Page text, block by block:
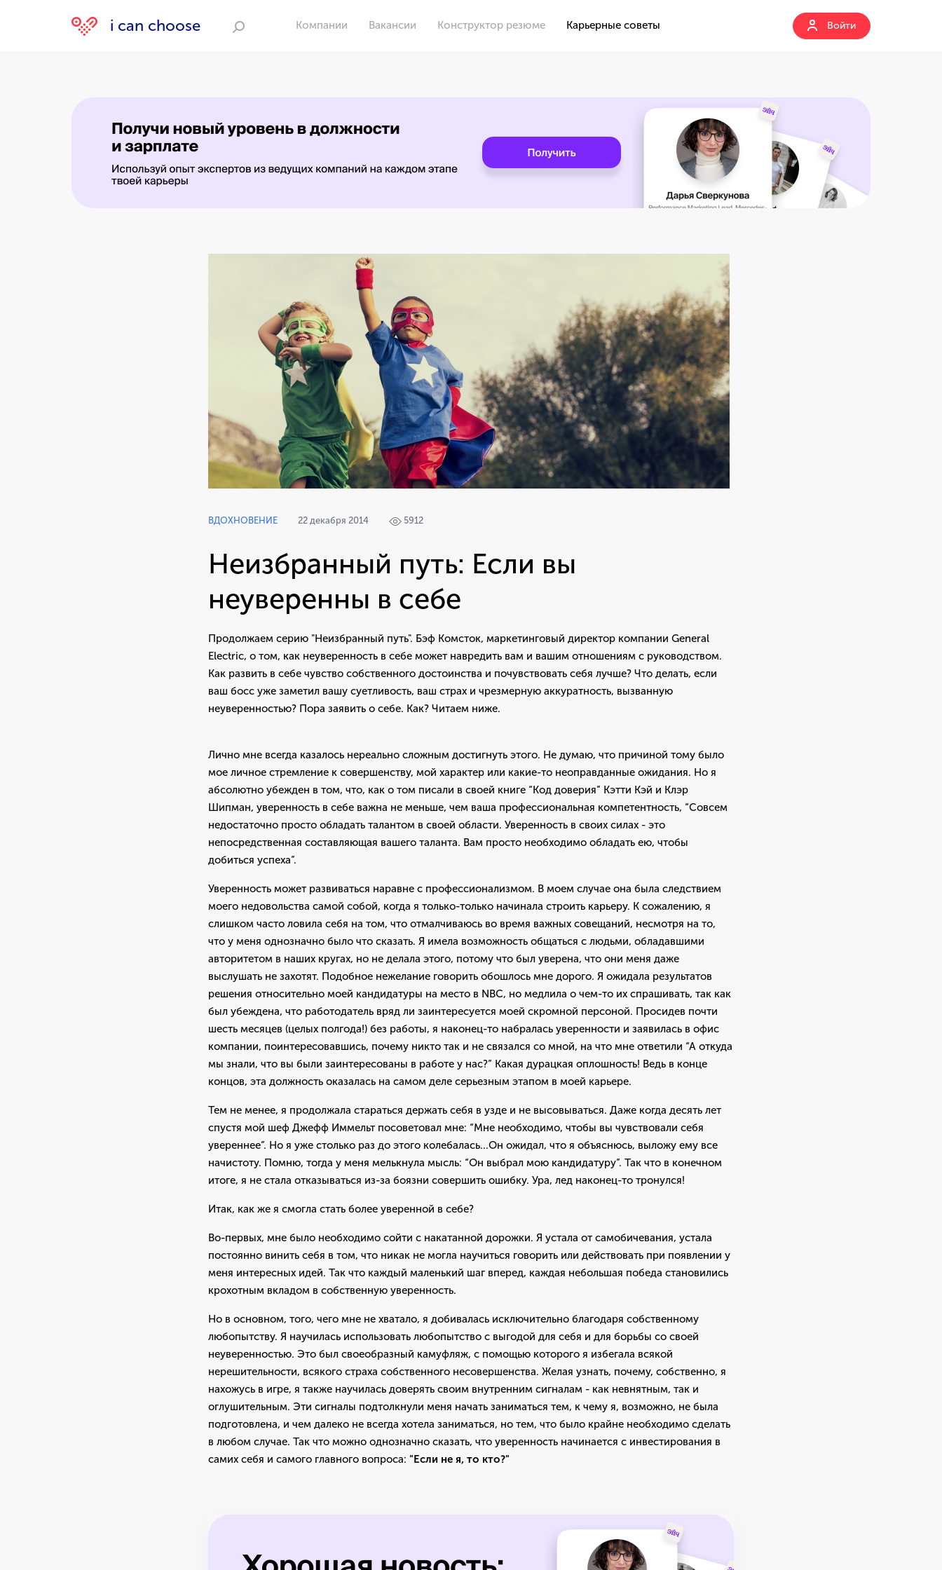
i can choose Компании Вакансии Конструктор резюме Карьерные советы Войти
ВДОХНОВЕНИЕ 22 декабря 2014 5912
Неизбранный путь: Если вы
неуверенны в себе
Продолжаем серию "Неизбранный путь". Бэф Комсток, маркетинговый директор компании General
Electric, о том, как неуверенность в себе может навредить вам и вашим отношениям с руководством.
Как развить в себе чувство собственного достоинства и почувствовать себя лучше? Что делать, если
ваш босс уже заметил вашу суетливость, ваш страх и чрезмерную аккуратность, вызванную
неуверенностью? Пора заявить о себе. Как? Читаем ниже.
Лично мне всегда казалось нереально сложным достигнуть этого. Не думаю, что причиной тому было
мое личное стремление к совершенству, мой характер или какие-то неоправданные ожидания. Но я
абсолютно убежден в том, что, как о том писали в своей книге “Код доверия” Кэтти Кэй и Клэр
Шипман, уверенность в себе важна не меньше, чем ваша профессиональная компетентность, “Совсем
недостаточно просто обладать талантом в своей области. Уверенность в своих силах - это
непосредственная составляющая вашего таланта. Вам просто необходимо обладать ею, чтобы
добиться успеха”.
Уверенность может развиваться наравне с профессионализмом. В моем случае она была следствием
моего недовольства самой собой, когда я только-только начинала строить карьеру. К сожалению, я
слишком часто ловила себя на том, что отмалчиваюсь во время важных совещаний, несмотря на то,
что у меня однозначно было что сказать. Я имела возможность общаться с людьми, обладавшими
авторитетом в наших кругах, но не делала этого, потому что был уверена, что они меня даже
выслушать не захотят. Подобное нежелание говорить обошлось мне дорого. Я ожидала результатов
решения относительно моей кандидатуры на место в NBC, но медлила о чем-то их спрашивать, так как
был убеждена, что работодатель вряд ли заинтересуется моей скромной персоной. Просидев почти
шесть месяцев (целых полгода!) без работы, я наконец-то набралась уверенности и заявилась в офис
компании, поинтересовавшись, почему никто так и не связался со мной, на что мне ответили “А откуда
мы знали, что вы были заинтересованы в работе у нас?” Какая дурацкая оплошность! Ведь в конце
концов, эта должность оказалась на самом деле серьезным этапом в моей карьере.
Тем не менее, я продолжала стараться держать себя в узде и не высовываться. Даже когда десять лет
спустя мой шеф Джефф Иммельт посоветовал мне: “Мне необходимо, чтобы вы чувствовали себя
увереннее”. Но я уже столько раз до этого колебалась...Он ожидал, что я объяснюсь, выложу ему все
начистоту. Помню, тогда у меня мелькнула мысль: “Он выбрал мою кандидатуру”. Так что в конечном
итоге, я не стала отказываться из-за боязни совершить ошибку. Ура, лед наконец-то тронулся!
Итак, как же я смогла стать более уверенной в себе?
Во-первых, мне было необходимо сойти с накатанной дорожки. Я устала от самобичевания, устала
постоянно винить себя в том, что никак не могла научиться говорить или действовать при появлении у
меня интересных идей. Так что каждый маленький шаг вперед, каждая небольшая победа становились
крохотным вкладом в собственную уверенность.
Но в основном, того, чего мне не хватало, я добивалась исключительно благодаря собственному
любопытству. Я научилась использовать любопытство с выгодой для себя и для борьбы со своей
неуверенностью. Это был своеобразный камуфляж, с помощью которого я избегала всякой
нерешительности, всякого страха собственного несовершенства. Желая узнать, почему, собственно, я
нахожусь в игре, я также научилась доверять своим внутренним сигналам - как невнятным, так и
оглушительным. Эти сигналы подтолкнули меня начать заниматься тем, к чему я, возможно, не была
подготовлена, и чем далеко не всегда хотела заниматься, но тем, что было крайне необходимо сделать
в любом случае. Так что можно однозначно сказать, что уверенность начинается с инвестирования в
самих себя и самого главного вопроса: "Если не я, то кто?"